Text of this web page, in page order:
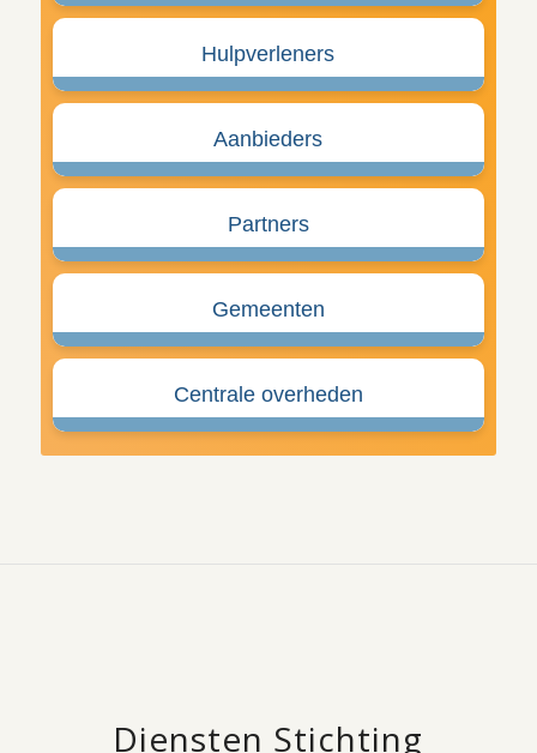
Hulpverleners
Aanbieders
Partners
Gemeenten
Centrale overheden
Diensten Stichting